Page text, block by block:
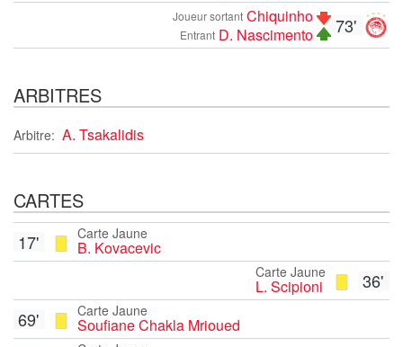
73'
Joueur sortant Chiquinho
Entrant D. Nascimento
ARBITRES
Arbitre: A. Tsakalidis
CARTES
Carte Jaune
B. Kovacevic
17'
36'
Carte Jaune
L. Scipioni
Carte Jaune
Soufiane Chakla Mrioued
69'